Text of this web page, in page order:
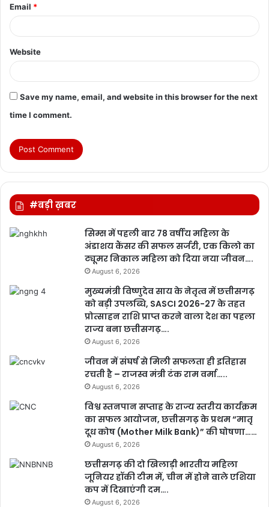
Email *
Website
Save my name, email, and website in this browser for the next
time I comment.
#बड़ी ख़बर
सिम्स में पहली बार 78 वर्षीय महिला के
अंडाशय कैंसर की सफल सर्जरी, एक किलो का
ट्यूमर निकाल महिला को दिया नया जीवन….
August 6, 2026
मुख्यमंत्री विष्णुदेव साय के नेतृत्व में छत्तीसगढ़
को बड़ी उपलब्धि, SASCI 2026-27 के तहत
प्रोत्साहन राशि प्राप्त करने वाला देश का पहला
राज्य बना छत्तीसगढ़….
August 6, 2026
जीवन में संघर्ष से मिली सफलता ही इतिहास
रचती है – राजस्व मंत्री टंक राम वर्मा…..
August 6, 2026
विश्व स्तनपान सप्ताह के राज्य स्तरीय कार्यक्रम
का सफल आयोजन, छत्तीसगढ़ के प्रथम “मातृ
दूध कोष (Mother Milk Bank)” की घोषणा……
August 6, 2026
छत्तीसगढ़ की दो खिलाड़ी भारतीय महिला
जूनियर हॉकी टीम में, चीन में होने वाले एशिया
कप में दिखाएंगी दम….
August 6, 2026